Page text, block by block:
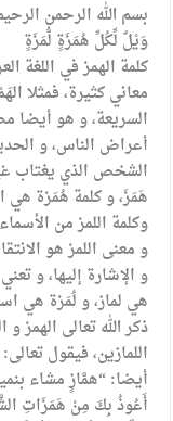
القاضي يلتقي
دعوة المكلفين
بسم الله الرحمن
وَيْلٌ لِّكُلِّ هُمَزَةٍ لُّمَزَةٍ
كلمة الهمز في اللغة
معاني كثيرة، فمثلا
السريعة، و هو أيضا
أعراض الناس، و
الشخص الذي يغتاب
هَمَزَ، و كلمة هُمَزة
وكلمة اللمز من
و معنى اللمز هو
و الإشارة إليها، و
هي لماز، و لُمَزة هي
ذكر الله تعالى الهمز
اللمازين، فيقول
أيضا: “همَّازٍ مشاء
أَعُوذُ بِكَ مِنْ هَمَزَاتِ